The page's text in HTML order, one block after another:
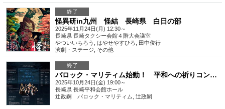
終了
怪異研in九州 怪結 長崎県 白日の部
2025年11月24日(月) 12:30～
長崎県 長崎タクシー会館４階大会議室
やついいちろう, はやせやすひろ, 田中俊行
演劇・ステージ
その他
終了
バロック・マリティム始動！ 平和への祈りコンサート 「海の星・ナガサキレクイエム」 長崎・福岡公演
2025年10月24日(金) 19:00～
長崎県 長崎平和会館ホール
辻政嗣 バロック・マリティム, 辻政嗣